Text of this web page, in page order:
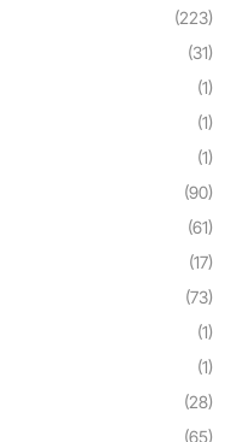
(223)
(31)
(1)
(1)
(1)
(90)
(61)
(17)
(73)
(1)
(1)
(28)
(65)